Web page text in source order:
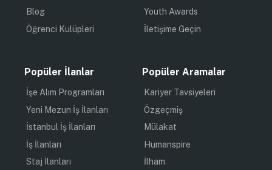
Blog
Öğrenci Kulüpleri
Youth Awards
İletişime Geçin
Popüler İlanlar
İşe Alım Programları
Yeni Mezun İş İlanları
İstanbul İş İlanları
İş İlanları
Staj İlanları
Popüler Aramalar
Kariyer Tavsiyeleri
Özgeçmiş
Mülakat
Humanspire
İlham